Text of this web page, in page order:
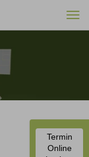
Termin
Online